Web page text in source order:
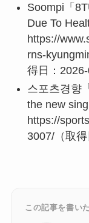
Soompi「
Due To
https://
rns-
得日：2026-
스포츠경향
the new
https://
3007/（取得
この記事を書い